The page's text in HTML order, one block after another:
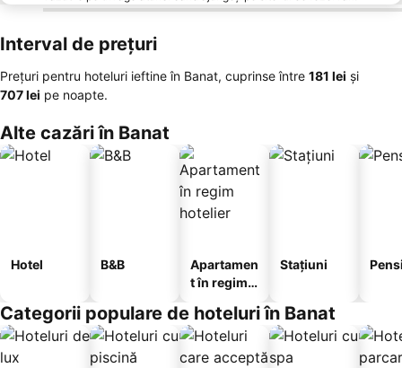
Interval de prețuri
Prețuri pentru hoteluri ieftine în Banat, cuprinse între ‎181 lei și
‎707 lei pe noapte.
Alte cazări în Banat
Hotel B&B
Apartamen
t în regim
Stațiuni
Categorii populare de hoteluri în Banat